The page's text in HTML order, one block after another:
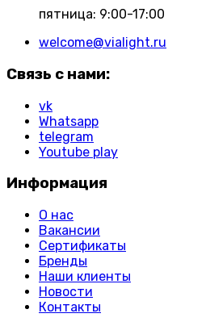
пятница: 9:00-17:00
welcome@vialight.ru
Связь с нами:
vk
Whatsapp
telegram
Youtube play
Информация
О нас
Вакансии
Сертификаты
Бренды
Наши клиенты
Новости
Контакты